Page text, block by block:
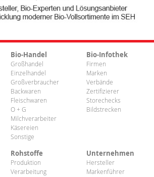
Bio-Handel
Großhandel
Einzelhandel
Großverbraucher
Backwaren
Fleischwaren
O + G
Milchverarbeiter
Käsereien
Sonstige
Bio-Infothek
Firmen
Marken
Verbände
Zertifizierer
Storechecks
Bildstrecken
Rohstoffe
Produktion
Verarbeitung
Unternehmen
Hersteller
Markenführer